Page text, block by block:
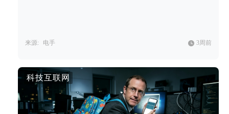
来源: 电手 3周前
科技互联网